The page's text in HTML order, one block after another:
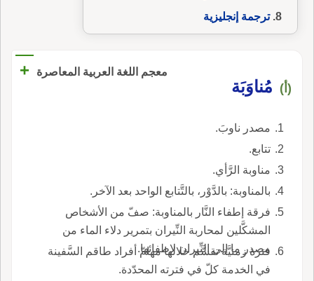
ترجمة إنجليزية
معجم اللغة العربية المعاصرة +
(أ) مُناوَبَة
مصدر ناوبَ.
تتابع.
مناوبة الرَّأي.
بالمناوبة: بالدَّوْر، بالتَّتابع الواحد بعد الآخر.
فرقة إطفاء النَّار بالمناوبة: صفّ من الأشخاص
المشكَّلين لمحاربة النِّيران بتمرير دلاء الماء من
مصدر ما إلى النِّيران لإطفائها.
فترة زمنيَّة تقسَّم خلالها مهامّ أفراد طاقم السَّفينة
في الخدمة كلّ في فترته المحدّدة.